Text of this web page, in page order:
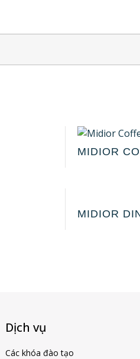
MIDIOR
MIDIOR
Dịch vụ
Các khóa đào tạo